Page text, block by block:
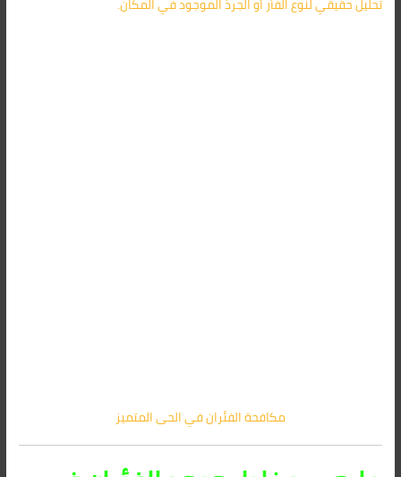
مكافحة الفئران في الحى المتميز